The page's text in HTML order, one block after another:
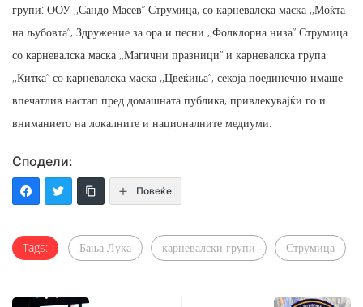
групи: ООУ ,,Сандо Масев” Струмица, со карневалска маска ,,Моќта
на љубовта”, Здружение за ора и песни ,,Фолклорна низа” Струмица
со карневалска маска ,,Магични празници” и карневалска група
,,Китка” со карневалска маска ,,Цвеќиња”, секоја поединечно имаше
впечатлив настап пред домашната публика, привлекувајќи го и
вниманието на локалните и националните медиуми.
Сподели:
Повеќе
Tags: Бања Лука карневалски групи Струмица